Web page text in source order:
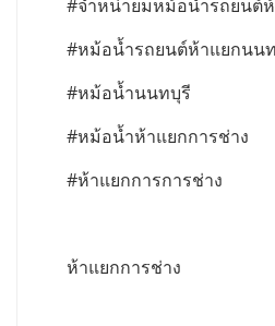
#จำหน่ายมหม้อน้ำรถยนต์
#หม้อน้ำรถยนต์ห้าแยกนน
#หม้อน้ำนนทบุรี
#หม้อน้ำห้าแยกการช่าง
#ห้าแยกการการช่าง
ห้าแยกการช่าง